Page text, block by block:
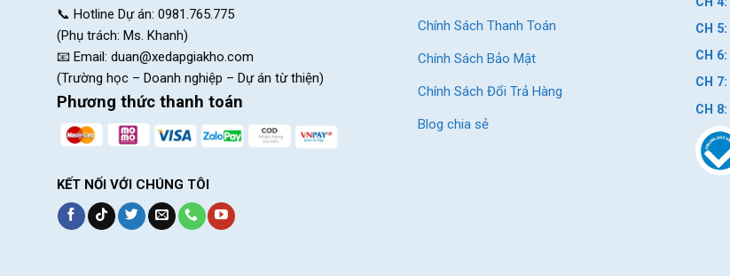
Tay đề Shimano Sora
Chuyển đề trước
Chuyển đề sau
📞 Hotline Dự án: 0981.765.775
(Phụ trách: Ms. Khanh)
📧 Email: duan@xedapgiakho.com
(Trường học – Doanh nghiệp – Dự án từ thiện)
Phương thức thanh toán
KẾT NỐI VỚI CHÚNG TÔI
Chính Sách Thanh Toán
Chính Sách Bảo Mật
Chính Sách Đổi Trả Hàng
Blog chia sẻ
CH 5:
CH 6:
CH 7:
CH 8: